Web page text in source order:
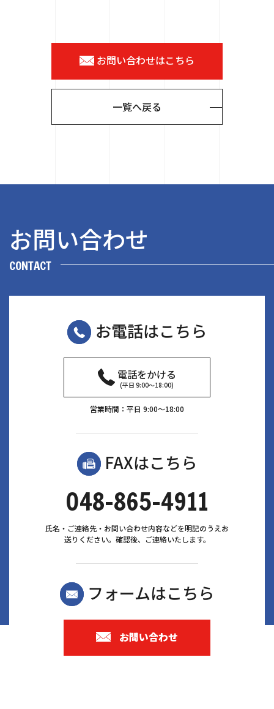
お問い合わせはこちら
一覧へ戻る
お問い合わせ
CONTACT
お電話はこちら
電話をかける
(平日 9:00〜18:00)
営業時間：平日 9:00〜18:00
FAXはこちら
048-865-4911
氏名・ご連絡先・お問い合わせ内容などを明記のうえお
送りください。確認後、ご連絡いたします。
フォームはこちら
お問い合わせ